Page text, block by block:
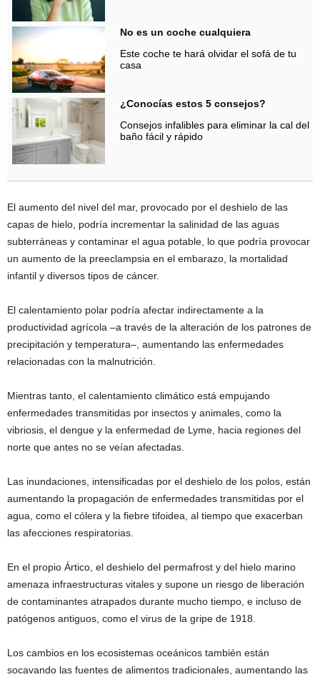
No es un coche cualquiera
Este coche te hará olvidar el sofá de tu
casa
¿Conocías estos 5 consejos?
Consejos infalibles para eliminar la cal del
baño fácil y rápido
El aumento del nivel del mar, provocado por el deshielo de las
capas de hielo, podría incrementar la salinidad de las aguas
subterráneas y contaminar el agua potable, lo que podría provocar
un aumento de la preeclampsia en el embarazo, la mortalidad
infantil y diversos tipos de cáncer.
El calentamiento polar podría afectar indirectamente a la
productividad agrícola –a través de la alteración de los patrones de
precipitación y temperatura–, aumentando las enfermedades
relacionadas con la malnutrición.
Mientras tanto, el calentamiento climático está empujando
enfermedades transmitidas por insectos y animales, como la
vibriosis, el dengue y la enfermedad de Lyme, hacia regiones del
norte que antes no se veían afectadas.
Las inundaciones, intensificadas por el deshielo de los polos, están
aumentando la propagación de enfermedades transmitidas por el
agua, como el cólera y la fiebre tifoidea, al tiempo que exacerban
las afecciones respiratorias.
En el propio Ártico, el deshielo del permafrost y del hielo marino
amenaza infraestructuras vitales y supone un riesgo de liberación
de contaminantes atrapados durante mucho tiempo, e incluso de
patógenos antiguos, como el virus de la gripe de 1918.
Los cambios en los ecosistemas oceánicos también están
socavando las fuentes de alimentos tradicionales, aumentando las